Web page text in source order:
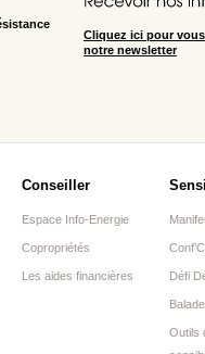
Cliquez ici pour
notre newsletter
Conseiller
Espace Info-Energie
Copropriétés
Les aides financières Défi
Outils